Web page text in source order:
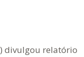
divulgou relatório